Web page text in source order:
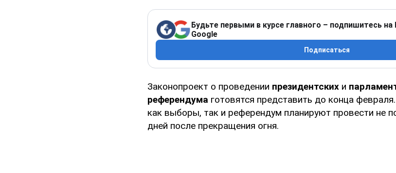
Будьте первыми в курсе главного – подпишитесь на
Google
Подписаться
Законопроект о проведении президентских и
референдума готовятся представить до конца
как выборы, так и референдум планируют провести не
дней после прекращения огня.